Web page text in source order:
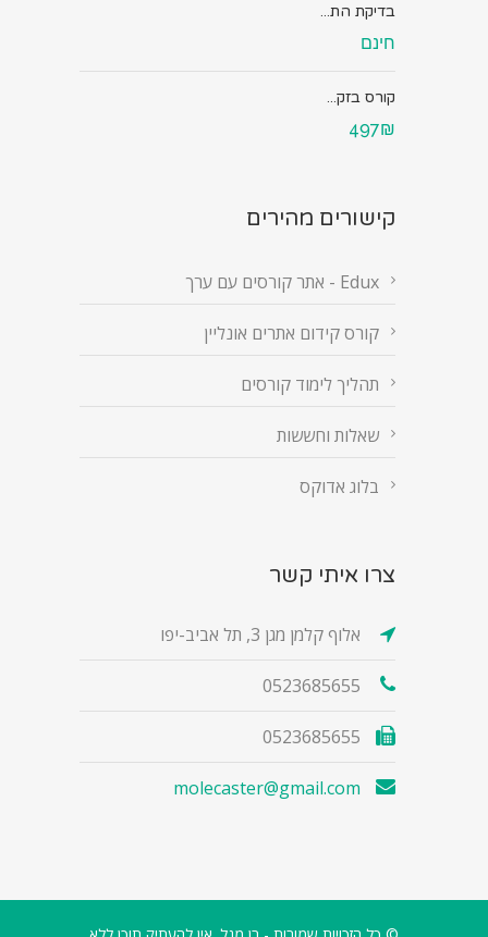
בדיקת הת...
חינם
קורס בזק...
497₪
קישורים מהירים
Edux - אתר קורסים עם ערך
קורס קידום אתרים אונליין
תהליך לימוד קורסים
שאלות וחששות
בלוג אדוקס
צרו איתי קשר
אלוף קלמן מגן 3, תל אביב-יפו
0523685655
0523685655
molecaster@gmail.com